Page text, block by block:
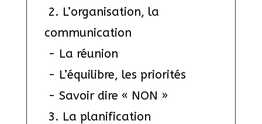
communication
- La réunion
- L’équilibre, les priorités
- Savoir dire « NON »
3. La planification